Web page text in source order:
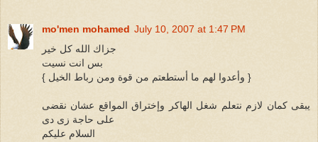
mo'men mohamed July 10, 2007 at 1:47 PM
جزاك الله كل خير
بس انت نسيت
{ وأعدوا لهم ما أستطعتم من قوة ومن رباط الخيل }
يبقى كمان لازم نتعلم شغل الهاكر وإختراق المواقع عشان نقضى
على حاجة زى دى
السلام عليكم